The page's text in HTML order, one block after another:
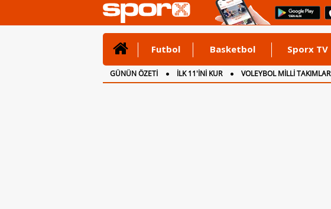
Futbol Basketbol Sporx TV
GÜNÜN ÖZETİ İLK 11'İNİ KUR VOLEYBOL MİLLİ TAKIMLAR
CANLI ANLATIM
İNGİLTERE